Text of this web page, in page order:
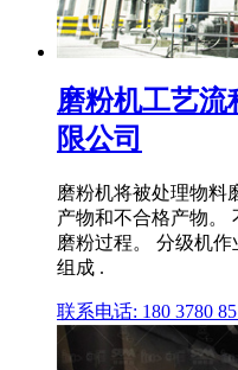
磨粉机工艺流
限公司
磨粉机将被处理物料
产物和不合格产物。
磨粉过程。 分级机
组成 .
联系电话: 180 3780